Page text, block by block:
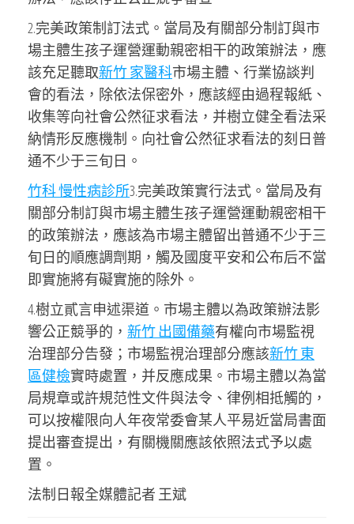
2.完美政策制訂法式。當局及有關部分制訂與市
場主體生孩子運營運動親密相干的政策辦法，應
該充足聽取新竹 家醫科市場主體、行業協談判
會的看法，除依法保密外，應該經由過程報紙、
收集等向社會公然征求看法，并樹立健全看法采
納情形反應機制。向社會公然征求看法的刻日普
通不少于三旬日。
竹科 慢性病診所3.完美政策實行法式。當局及有
關部分制訂與市場主體生孩子運營運動親密相干
的政策辦法，應該為市場主體留出普通不少于三
旬日的順應調劑期，觸及國度平安和公布后不當
即實施將有礙實施的除外。
4.樹立貳言申述渠道。市場主體以為政策辦法影
響公正競爭的， 新竹 出國備藥有權向市場監視
治理部分告發；市場監視治理部分應該新竹 東
區健檢實時處置，并反應成果。市場主體以為當
局規章或許規范性文件與法令、律例相抵觸的，
可以按權限向人年夜常委會某人平易近當局書面
提出審查提出，有關機關應該依照法式予以處
置。
法制日報全媒體記者 王斌